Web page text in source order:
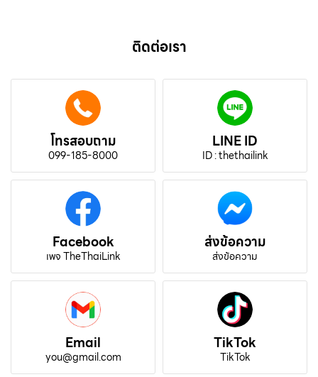
ติดต่อเรา
โทรสอบถาม
099-185-8000
LINE ID
ID : thethailink
Facebook
เพจ TheThaiLink
ส่งข้อความ
ส่งข้อความ
Email
you@gmail.com
TikTok
TikTok